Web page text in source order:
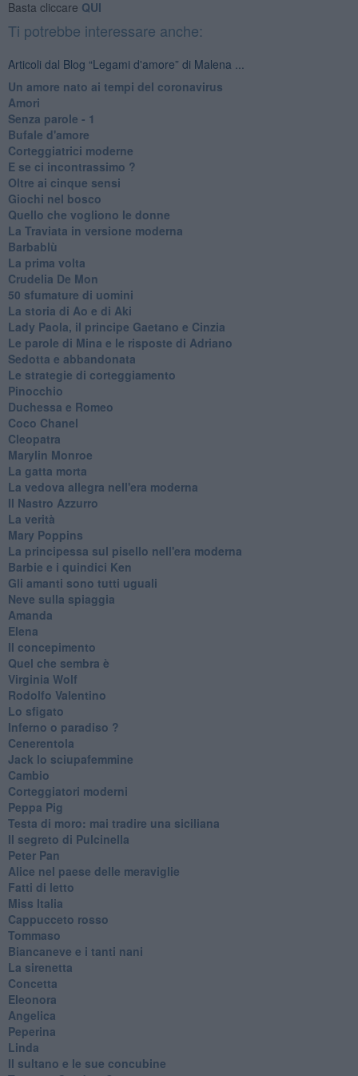
Basta cliccare QUI
Ti potrebbe interessare anche:
Articoli dal Blog “Legami d'amore” di Malena ...
Un amore nato ai tempi del coronavirus
Amori
Senza parole - 1
Bufale d'amore
Corteggiatrici moderne
E se ci incontrassimo ?
Oltre ai cinque sensi
Giochi nel bosco
Quello che vogliono le donne
La Traviata in versione moderna
Barbablù
La prima volta
Crudelia De Mon
50 sfumature di uomini
La storia di Ao e di Aki
Lady Paola, il principe Gaetano e Cinzia
Le parole di Mina e le risposte di Adriano
Sedotta e abbandonata
Le strategie di corteggiamento
Pinocchio
Duchessa e Romeo
Coco Chanel
Cleopatra
Marylin Monroe
La gatta morta
La vedova allegra nell'era moderna
​Il Nastro Azzurro
La verità
Mary Poppins
La principessa sul pisello nell'era moderna
Barbie e i quindici Ken
Gli amanti sono tutti uguali
Neve sulla spiaggia
Amanda
Elena
Il concepimento
Quel che sembra è
Virginia Wolf
Rodolfo Valentino
Lo sfigato
Inferno o paradiso ?
Cenerentola
Jack lo sciupafemmine
Cambio
Corteggiatori moderni
Peppa Pig
Testa di moro: mai tradire una siciliana
Il segreto di Pulcinella
Peter Pan
Alice nel paese delle meraviglie
Fatti di letto
Miss Italia
Cappucceto rosso
Tommaso
Biancaneve e i tanti nani
La sirenetta
Concetta
Eleonora
Angelica
Peperina
Linda
Il sultano e le sue concubine